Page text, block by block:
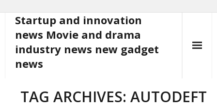
content
Startup and innovation
news Movie and drama
industry news new gadget
news
TAG ARCHIVES: AUTODEFT